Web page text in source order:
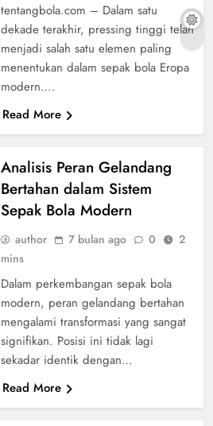
tentangbola.com – Dalam satu
dekade terakhir, pressing tinggi telah
menjadi salah satu elemen paling
menentukan dalam sepak bola Eropa
modern….
Read More
Analisis Peran Gelandang
Bertahan dalam Sistem
Sepak Bola Modern
author 7 bulan ago 0
2
mins
Dalam perkembangan sepak bola
modern, peran gelandang bertahan
mengalami transformasi yang sangat
signifikan. Posisi ini tidak lagi
sekadar identik dengan…
Read More